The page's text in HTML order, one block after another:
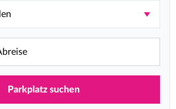
Parkplatz suchen